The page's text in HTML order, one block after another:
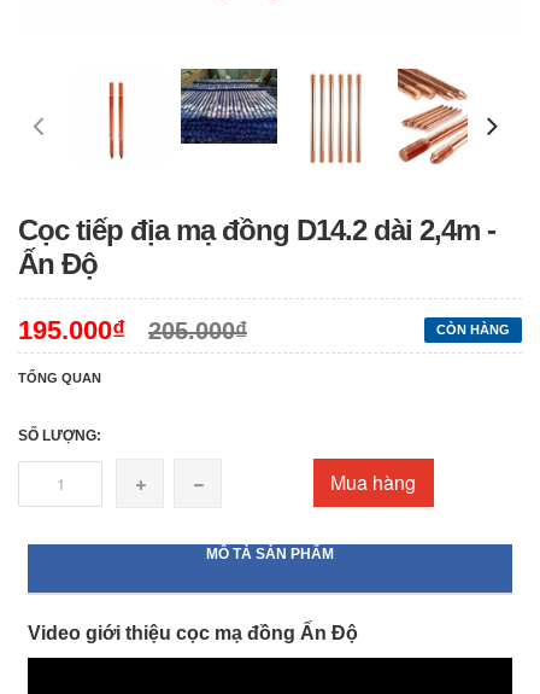
Cọc tiếp địa mạ đồng D14.2 dài 2,4m -
Ấn Độ
CÒN HÀNG
195.000₫ 205.000₫
TỔNG QUAN
SỐ LƯỢNG:
Mua hàng
MÔ TẢ SẢN PHẨM
Video giới thiệu cọc mạ đồng Ấn Độ